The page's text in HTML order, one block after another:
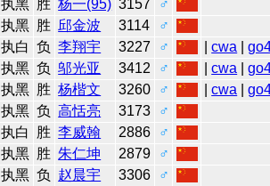
执黑 胜 杨一(95) 3157
♂
执黑 胜 邱金波 3114
♂
执白 负 李翔宇 3227 ♂ |cwa |
执黑 负 邬光亚 3412 ♂ |cwa |
执黑 胜 杨楷文 3260 ♂ |cwa |
执黑 负 高恬亮 3173
♂
执白 胜 李威翰 2886
♂
执黑 胜 朱仁坤 2879
♂
执黑 负 赵晨宇 3306
♂